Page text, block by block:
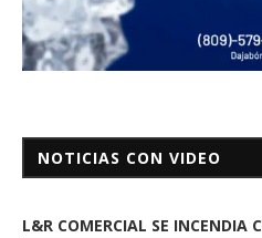
NOTICIAS CON VIDEO
L&R COMERCIAL SE INCENDIA